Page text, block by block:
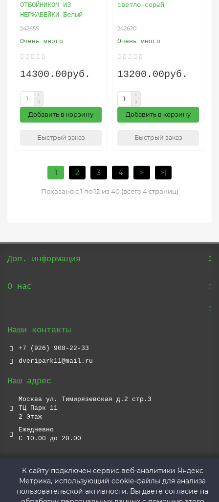
ОТБОЙНИКОМ ИЗ
НЕРЖАВЕЙКИ Белый
242655
Очень много
14300.00руб.
Добавить в корзину
Быстрый заказ
светло-серый
242620
Очень много
13200.00руб.
Добавить в корзину
Быстрый заказ
1 2 3 4 > >|
Показано с 1 по 12 из 40 (всего 4 страниц)
Доп. информация
О нас
Наши контакты
+7 (926) 908-22-33
dveripark11@mail.ru
Наш адрес
Москва ул. Тимирязевская д.2 стр.3
ТЦ Парк 11
2 Этаж
Ежедневно
С 10.00 до 20.00
К сайту подключен сервис веб-аналитики Яндекс
Метрика, использующий cookie-файлы для анализа
пользовательской активности. Вы даете согласие на